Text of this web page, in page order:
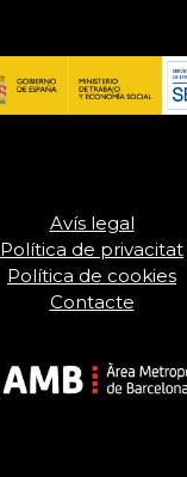
Avís legal
Política de privacitat
Política de cookies
Contacte